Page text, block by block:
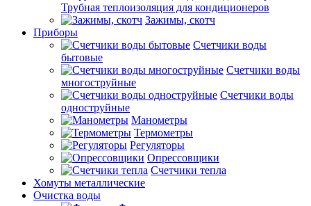
Трубная теплоизоляция для кондиционеров
Зажимы, скотч
Приборы
Счетчики воды
бытовые
Счетчики воды
многоструйные
Счетчики воды
одноструйные
Манометры
Термометры
Регуляторы
Опрессовщики
Счетчики тепла
Хомуты металлические
Очистка воды